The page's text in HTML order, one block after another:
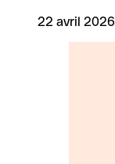
22 avril 2026